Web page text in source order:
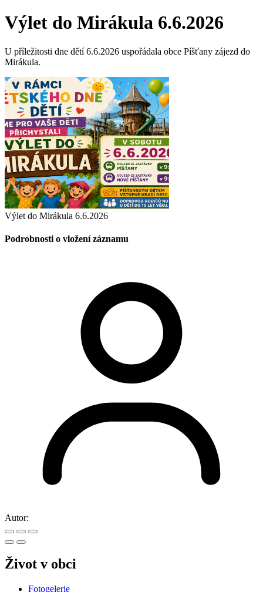
Výlet do Mirákula 6.6.2026
U příležitosti dne dětí 6.6.2026 uspořádala obce Píšťany zájezd do
Mirákula.
Výlet do Mirákula 6.6.2026
Podrobnosti o vložení záznamu
Autor:
Život v obci
Fotogelerie